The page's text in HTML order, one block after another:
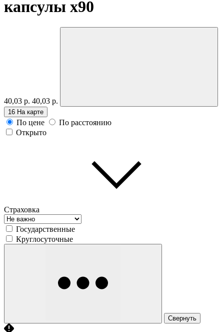
капсулы x90
40,03 р. 40,03 р.
16 На карте
По цене
По расстоянию
Открыто
Страховка
Государственные
Круглосуточные
Свернуть